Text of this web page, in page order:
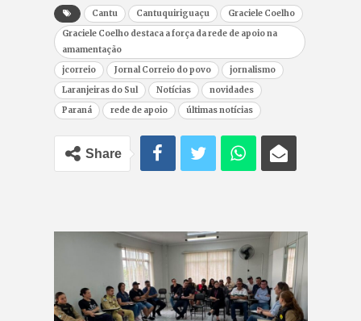
Cantu Cantuquiriguaçu
Graciele Coelho
Graciele Coelho destaca a força da rede de apoio na
amamentação
jcorreio
Jornal Correio do povo
jornalismo
Laranjeiras do Sul
Notícias
novidades
Paraná
rede de apoio últimas notícias
Share